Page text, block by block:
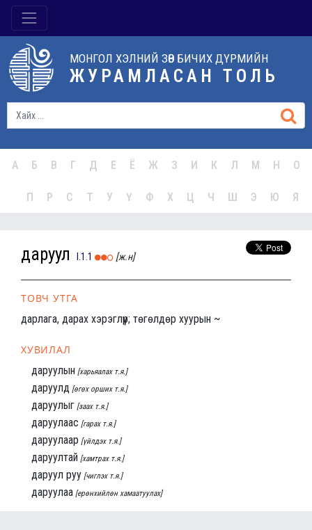
МОНГОЛ ХЭЛНИЙ ЗӨВ БИЧИХ ДҮРМИЙН
ЖУРАМЛАСАН ТОЛЬ
А Б В Г Д Е Ё Ж З И К Л М Н О
П Р С Т У Ү Ф Х Ц Ч Ш Э Ю Я
даруул I.1.1 [ж.н]
ТОВЧ УТГА
дарлага, дарах хэрэглүүр; төгөлдөр хуурын ~
ХУВИЛАЛ
даруулын [харьяалах т.я.]
даруулд [өгөх орших т.я.]
даруулыг [заах т.я.]
даруулаас [гарах т.я.]
даруулаар [үйлдэх т.я.]
даруултай [хамтрах т.я.]
даруул руу [чиглэх т.я.]
даруулаа [ерөнхийлөн хамаатуулах]